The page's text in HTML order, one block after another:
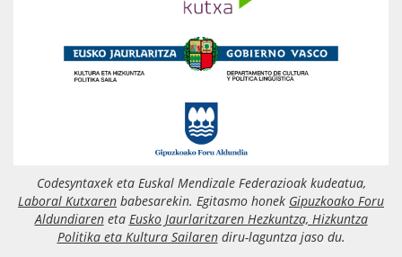
Codesyntaxek eta Euskal Mendizale Federazioak kudeatua,
Laboral Kutxaren babesarekin. Egitasmo honek Gipuzkoako Foru
Aldundiareneta Eusko Jaurlaritzaren Hezkuntza, Hizkuntza
Politika eta Kultura Sailarendiru-laguntza jaso du.